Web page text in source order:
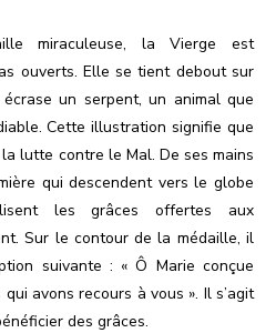
miraculeuse, la Vierge est
ouverts. Elle se tient debout sur
un serpent, un animal que
Cette illustration signifie que
lutte contre le Mal. De ses mains
qui descendent vers le globe
les grâces offertes aux
Sur le contour de la médaille, il
suivante : « Ô Marie conçue
avons recours à vous ». Il s’agit
des grâces.